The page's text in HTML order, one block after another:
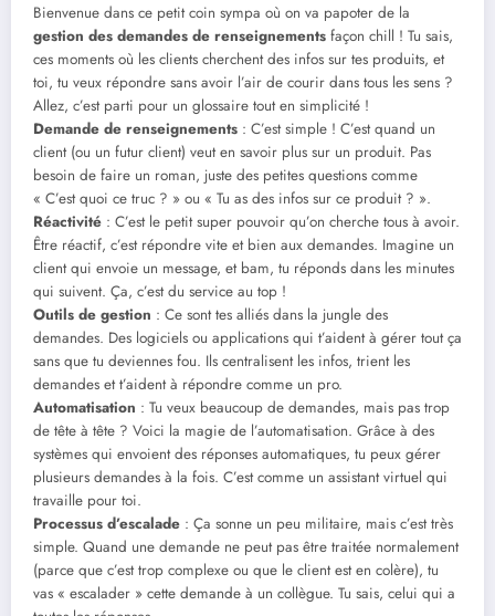
Bienvenue dans ce petit coin sympa où on va papoter de la
gestion des demandes de renseignements façon chill ! Tu sais,
ces moments où les clients cherchent des infos sur tes produits, et
toi, tu veux répondre sans avoir l’air de courir dans tous les sens ?
Allez, c’est parti pour un glossaire tout en simplicité !
Demande de renseignements : C’est simple ! C’est quand un
client (ou un futur client) veut en savoir plus sur un produit. Pas
besoin de faire un roman, juste des petites questions comme
« C’est quoi ce truc ? » ou « Tu as des infos sur ce produit ? ».
Réactivité : C’est le petit super pouvoir qu’on cherche tous à avoir.
Être réactif, c’est répondre vite et bien aux demandes. Imagine un
client qui envoie un message, et bam, tu réponds dans les minutes
qui suivent. Ça, c’est du service au top !
Outils de gestion : Ce sont tes alliés dans la jungle des
demandes. Des logiciels ou applications qui t’aident à gérer tout ça
sans que tu deviennes fou. Ils centralisent les infos, trient les
demandes et t’aident à répondre comme un pro.
Automatisation : Tu veux beaucoup de demandes, mais pas trop
de tête à tête ? Voici la magie de l’automatisation. Grâce à des
systèmes qui envoient des réponses automatiques, tu peux gérer
plusieurs demandes à la fois. C’est comme un assistant virtuel qui
travaille pour toi.
Processus d’escalade : Ça sonne un peu militaire, mais c’est très
simple. Quand une demande ne peut pas être traitée normalement
(parce que c’est trop complexe ou que le client est en colère), tu
vas « escalader » cette demande à un collègue. Tu sais, celui qui a